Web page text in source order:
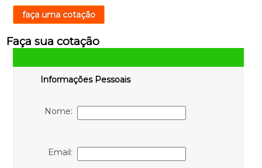
faça uma cotação
Faça sua cotação
Informações Pessoais
Nome:
Email: